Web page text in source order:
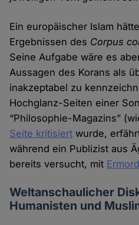
Ein europäischer Islam
Ergebnissen des Corpus
Seine Aufgabe wäre es
Aussagen des Korans als
inakzeptabel zu
Hochglanz-Seiten einer
“Philosophie-Magazins”
Seite kritisiert wurde,
während ein Publizist aus
bereits versucht, mit
Weltanschaulicher
Humanisten und